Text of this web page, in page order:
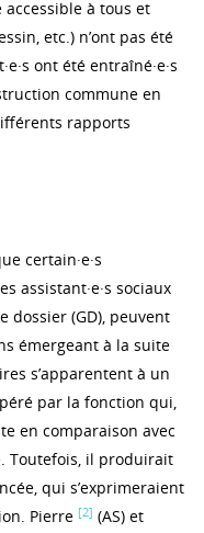
à tous et
etc.) n’ont pas été
ont été entraîné·e·s
commune en
rapports
certain·e·s
assistant·e·s sociaux
dossier (GD), peuvent
émergeant à la suite
s’apparentent à un
par la fonction qui,
en comparaison avec
Toutefois, il produirait
qui s’exprimeraient
Pierre [2] (AS) et